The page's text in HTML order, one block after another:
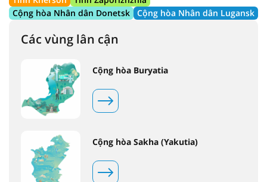
Cộng hòa Nhân dân Donetsk
Cộng hòa Nhân dân Lugansk
Các vùng lân cận
Cộng hòa Buryatia
Cộng hòa Sakha (Yakutia)